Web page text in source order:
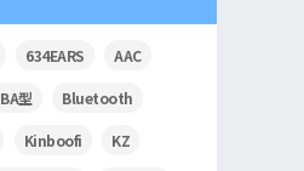
634EARS AAC
BA型 Bluetooth
Kinboofi KZ